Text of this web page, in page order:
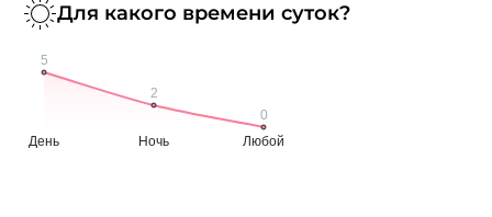
Для какого времени суток?